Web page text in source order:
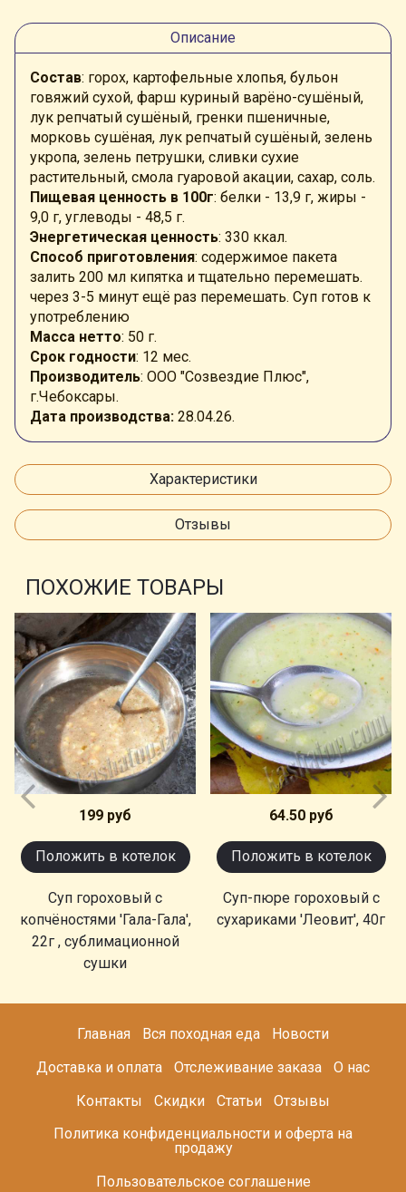
Описание
Состав: горох, картофельные хлопья, бульон
говяжий сухой, фарш куриный варёно-сушёный,
лук репчатый сушёный, гренки пшеничные,
морковь сушёная, лук репчатый сушёный, зелень
укропа, зелень петрушки, сливки сухие
растительный, смола гуаровой акации, сахар, соль.
Пищевая ценность в 100г: белки - 13,9 г, жиры -
9,0 г, углеводы - 48,5 г.
Энергетическая ценность: 330 ккал.
Способ приготовления: содержимое пакета
залить 200 мл кипятка и тщательно перемешать.
через 3-5 минут ещё раз перемешать. Суп готов к
употреблению
Масса нетто: 50 г.
Срок годности: 12 мес.
Производитель: ООО "Созвездие Плюс",
г.Чебоксары.
Дата производства: 28.04.26.
Характеристики
Отзывы
ПОХОЖИЕ ТОВАРЫ
199 руб
Положить в котелок
Суп гороховый с
копчёностями 'Гала-Гала',
22г , сублимационной
сушки
64.50 руб
Положить в котелок
Суп-пюре гороховый с
сухариками 'Леовит', 40г
Главная Вся походная еда
Новости
Доставка и оплата
Отслеживание заказа
О нас
Контакты
Скидки Статьи
Отзывы
Политика конфиденциальности и оферта на
продажу
Пользовательское соглашение